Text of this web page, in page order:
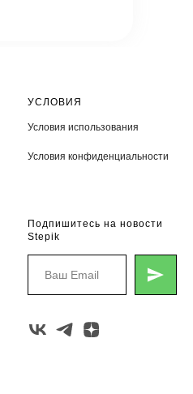
УСЛОВИЯ
Условия использования
Условия конфиденциальности
Подпишитесь на новости
Stepik